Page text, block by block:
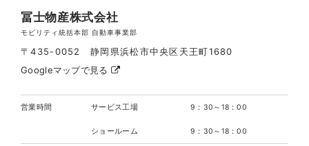
冨士物産株式会社
モビリティ統括本部 自動車事業部
〒435-0052 静岡県浜松市中央区天王町1680
Googleマップで見る
営業時間 サービス工場 9：30～18：00
ショールーム 9：30～18：00